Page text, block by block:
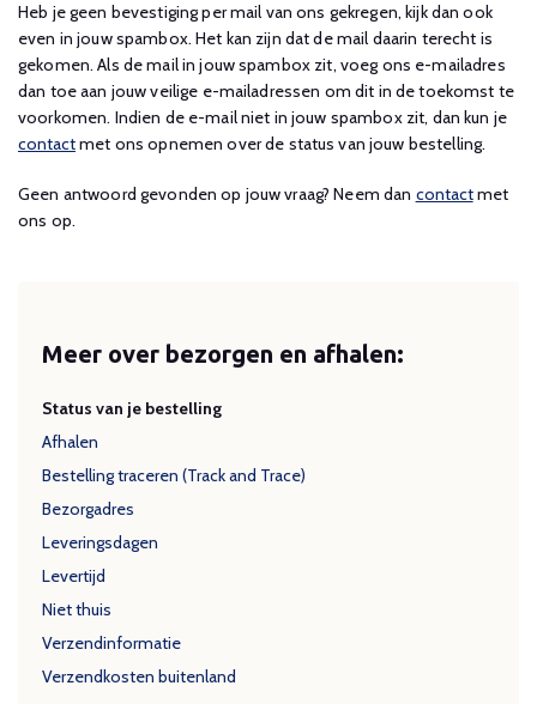
Heb je geen bevestiging per mail van ons gekregen, kijk dan ook
even in jouw spambox. Het kan zijn dat de mail daarin terecht is
gekomen. Als de mail in jouw spambox zit, voeg ons e-mailadres
dan toe aan jouw veilige e-mailadressen om dit in de toekomst te
voorkomen. Indien de e-mail niet in jouw spambox zit, dan kun je
contactmet ons opnemen over de status van jouw bestelling.
Geen antwoord gevonden op jouw vraag? Neem dan contactmet
ons op.
Meer over bezorgen en afhalen:
Status van je bestelling
Afhalen
Bestelling traceren (Track and Trace)
Bezorgadres
Leveringsdagen
Levertijd
Niet thuis
Verzendinformatie
Verzendkosten buitenland